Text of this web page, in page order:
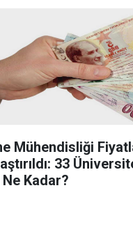
Mühendisliği
33
Kadar?